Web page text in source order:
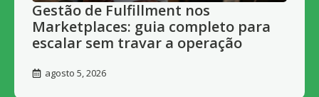
Gestão de Fulfillment nos
Marketplaces: guia completo para
escalar sem travar a operação
agosto 5, 2026